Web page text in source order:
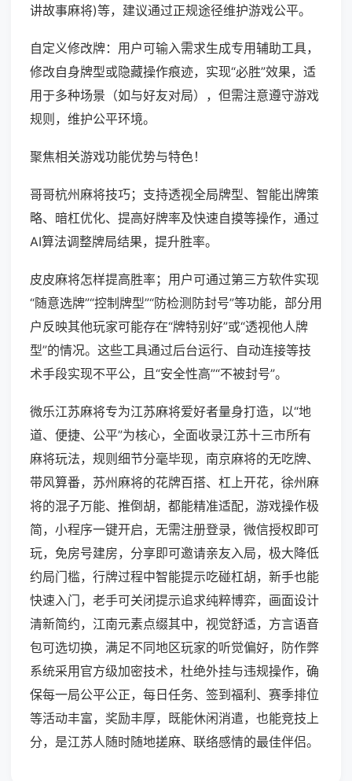
讲故事麻将)等，建议通过正规途径维护游戏公平。
自定义修改牌：用户可输入需求生成专用辅助工具，
修改自身牌型或隐藏操作痕迹，实现“必胜”效果，适
用于多种场景（如与好友对局），但需注意遵守游戏
规则，维护公平环境。
聚焦相关游戏功能优势与特色！
哥哥杭州麻将技巧；支持透视全局牌型、智能出牌策
略、暗杠优化、提高好牌率及快速自摸等操作，通过
AI算法调整牌局结果，提升胜率。
皮皮麻将怎样提高胜率；用户可通过第三方软件实现
“随意选牌”“控制牌型”“防检测防封号”等功能，部分用
户反映其他玩家可能存在“牌特别好”或“透视他人牌
型”的情况。这些工具通过后台运行、自动连接等技
术手段实现不平公，且“安全性高”“不被封号”。
微乐江苏麻将专为江苏麻将爱好者量身打造，以“地
道、便捷、公平”为核心，全面收录江苏十三市所有
麻将玩法，规则细节分毫毕现，南京麻将的无吃牌、
带风算番，苏州麻将的花牌百搭、杠上开花，徐州麻
将的混子万能、推倒胡，都能精准适配，游戏操作极
简，小程序一键开启，无需注册登录，微信授权即可
玩，免房号建房，分享即可邀请亲友入局，极大降低
约局门槛，行牌过程中智能提示吃碰杠胡，新手也能
快速入门，老手可关闭提示追求纯粹博弈，画面设计
清新简约，江南元素点缀其中，视觉舒适，方言语音
包可选切换，满足不同地区玩家的听觉偏好，防作弊
系统采用官方级加密技术，杜绝外挂与违规操作，确
保每一局公平公正，每日任务、签到福利、赛季排位
等活动丰富，奖励丰厚，既能休闲消遣，也能竞技上
分，是江苏人随时随地搓麻、联络感情的最佳伴侣。